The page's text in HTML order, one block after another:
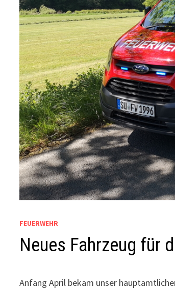
FEUERWEHR
Neues Fahrzeug für
Anfang April bekam unser